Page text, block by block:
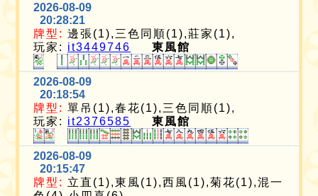
2026-08-09
20:28:21
牌型: 邊張(1),三色同順(1),莊家(1),
玩家: it3449746 東風館
2026-08-09
20:18:54
牌型: 單吊(1),春花(1),三色同順(1),
玩家: it2376585 東風館
2026-08-09
20:15:47
牌型: 立直(1),東風(1),西風(1),菊花(1),混一